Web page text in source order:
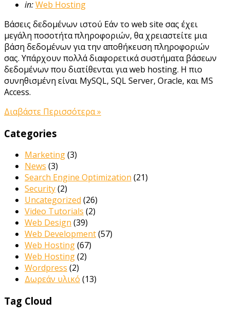
in:Web Hosting
Βάσεις δεδομένων ιστού Εάν το web site σας έχει
μεγάλη ποσοτήτα πληροφοριών, θα χρειαστείτε μια
βάση δεδομένων για την αποθήκευση πληροφοριών
σας. Υπάρχουν πολλά διαφορετικά συστήματα βάσεων
δεδομένων που διατίθενται για web hosting. Η πιο
συνηθισμένη είναι MySQL, SQL Server, Oracle, και MS
Access.
Διαβάστε Περισσότερα »
Categories
Marketing(3)
News (3)
Search Engine Optimization (21)
Security(2)
Uncategorized (26)
Video Tutorials (2)
Web Design (39)
Web Development(57)
Web Hosting(67)
Web Hosting(2)
Wordpress (2)
Δωρεάν υλικό (13)
Tag Cloud